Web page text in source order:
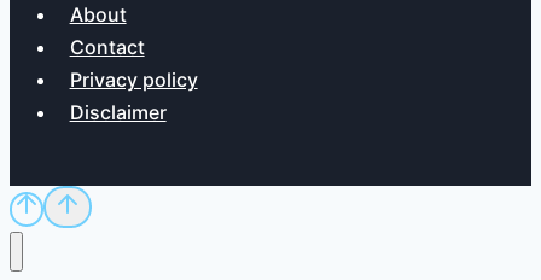
About
Contact
Privacy policy
Disclaimer